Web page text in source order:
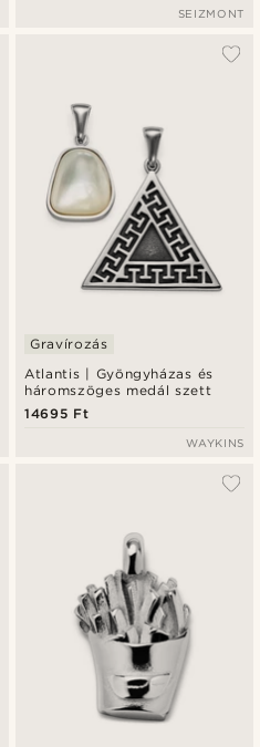
SEIZMONT
Atlantis | Gyöngyházas és
háromszöges medál szett
Gravírozás
14695 Ft
WAYKINS